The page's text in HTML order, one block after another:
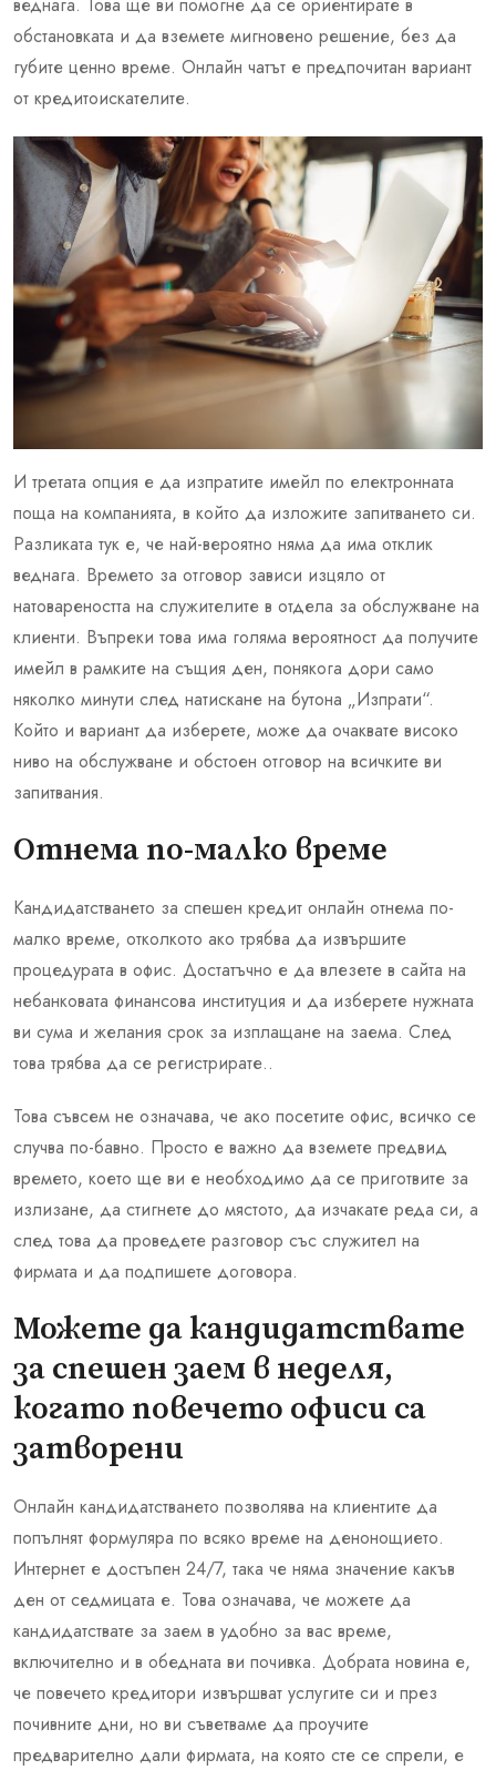
обстановката и да вземете мигновено решение, без да
губите ценно време. Онлайн чатът е предпочитан вариант
от кредитоискателите.
И третата опция е да изпратите имейл по електронната
поща на компанията, в който да изложите запитването си.
Разликата тук е, че най-вероятно няма да има отклик
веднага. Времето за отговор зависи изцяло от
натовареността на служителите в отдела за обслужване на
клиенти. Въпреки това има голяма вероятност да получите
имейл в рамките на същия ден, понякога дори само
няколко минути след натискане на бутона „Изпрати“.
Който и вариант да изберете, може да очаквате високо
ниво на обслужване и обстоен отговор на всичките ви
запитвания.
Отнема по-малко време
Кандидатстването за спешен кредит онлайн отнема по-
малко време, отколкото ако трябва да извършите
процедурата в офис. Достатъчно е да влезете в сайта на
небанковата финансова институция и да изберете нужната
ви сума и желания срок за изплащане на заема. След
това трябва да се регистрирате..
Това съвсем не означава, че ако посетите офис, всичко се
случва по-бавно. Просто е важно да вземете предвид
времето, което ще ви е необходимо да се приготвите за
излизане, да стигнете до мястото, да изчакате реда си, а
след това да проведете разговор със служител на
фирмата и да подпишете договора.
Можете да кандидатствате
за спешен заем в неделя,
когато повечето офиси са
затворени
Онлайн кандидатстването позволява на клиентите да
попълнят формуляра по всяко време на денонощието.
Интернет е достъпен 24/7, така че няма значение какъв
ден от седмицата е. Това означава, че можете да
кандидатствате за заем в удобно за вас време,
включително и в обедната ви почивка. Добрата новина е,
че повечето кредитори извършват услугите си и през
почивните дни, но ви съветваме да проучите
предварително дали фирмата, на която сте се спрели, е